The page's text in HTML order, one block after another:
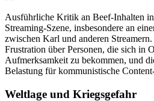
Ausführliche Kritik an Beef-Inhalten
Streaming-Szene, insbesondere an
zwischen Karl und anderen
Frustration über Personen, die sich in
Aufmerksamkeit zu bekommen, und
Belastung für kommunistische
Weltlage und Kriegsgefahr